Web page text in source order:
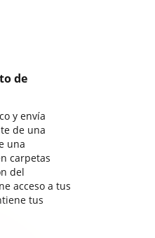
de
y envía
de una
una
carpetas
del
acceso a tus
tus